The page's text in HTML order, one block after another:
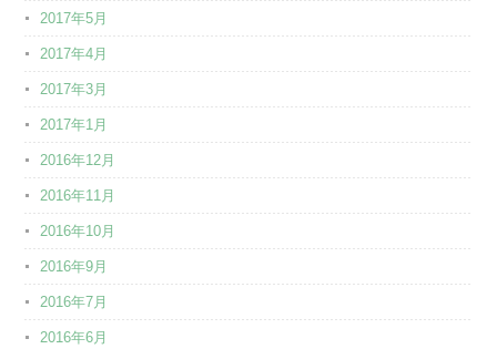
2017年5月
2017年4月
2017年3月
2017年1月
2016年12月
2016年11月
2016年10月
2016年9月
2016年7月
2016年6月